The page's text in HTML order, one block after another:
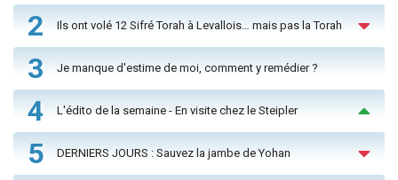
2 Ils ont volé 12 Sifré Torah à Levallois… mais pas la Torah
3 Je manque d'estime de moi, comment y remédier ?
4 L'édito de la semaine - En visite chez le Steipler
5 DERNIERS JOURS : Sauvez la jambe de Yohan